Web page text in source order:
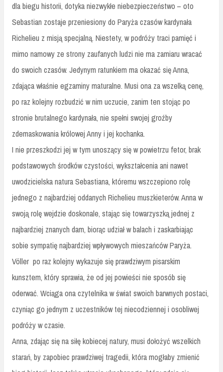
dla biegu historii, dotyka niezwykłe niebezpieczeństwo – oto
Sebastian zostaje przeniesiony do Paryża czasów kardynała
Richelieu z misją specjalną. Niestety, w podróży traci pamięć i
mimo namowy ze strony zaufanych ludzi nie ma zamiaru wracać
do swoich czasów. Jedynym ratunkiem ma okazać się Anna,
zdająca właśnie egzaminy maturalne. Musi ona za wszelką cenę,
po raz kolejny rozbudzić w nim uczucie, zanim ten stojąc po
stronie brutalnego kardynała, nie spełni swojej groźby
zdemaskowania królowej Anny i jej kochanka.
I nie przeszkodzi jej w tym unoszący się w powietrzu fetor, brak
podstawowych środków czystości, wykształcenia ani nawet
uwodzicielska natura Sebastiana, któremu wszczepiono rolę
jednego z najbardziej oddanych Richelieu muszkieterów. Anna w
swoją rolę wejdzie doskonale, stając się towarzyszką jednej z
najbardziej znanych dam, biorąc udział w balach i zaskarbiając
sobie sympatię najbardziej wpływowych mieszańców Paryża.
Völler po raz kolejny wykazuje się prawdziwym pisarskim
kunsztem, który sprawia, że od jej powieści nie sposób się
oderwać. Wciąga ona czytelnika w świat swoich barwnych postaci,
czyniąc go jednym z uczestników tej niecodziennej i osobliwej
podróży w czasie.
Anna, zdając się na siłę kobiecej natury, musi dołożyć wszelkich
starań, by zapobiec prawdziwej tragedii, która mogłaby zmienić